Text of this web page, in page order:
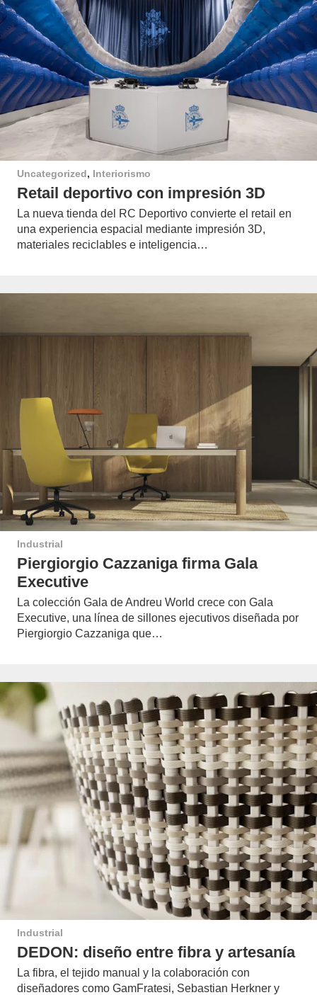
Uncategorized, Interiorismo
Retail deportivo con impresión 3D
La nueva tienda del RC Deportivo convierte el retail en
una experiencia espacial mediante impresión 3D,
materiales reciclables e inteligencia…
Industrial
Piergiorgio Cazzaniga firma Gala
Executive
La colección Gala de Andreu World crece con Gala
Executive, una línea de sillones ejecutivos diseñada por
Piergiorgio Cazzaniga que…
Industrial
DEDON: diseño entre fibra y artesanía
La fibra, el tejido manual y la colaboración con
diseñadores como GamFratesi, Sebastian Herkner y